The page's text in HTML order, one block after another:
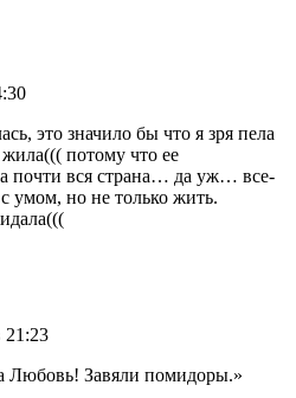
это значило бы что я зря пела
потому что ее
почти вся страна… да уж… все-
умом, но не только жить.
21:23
Завяли помидоры.»